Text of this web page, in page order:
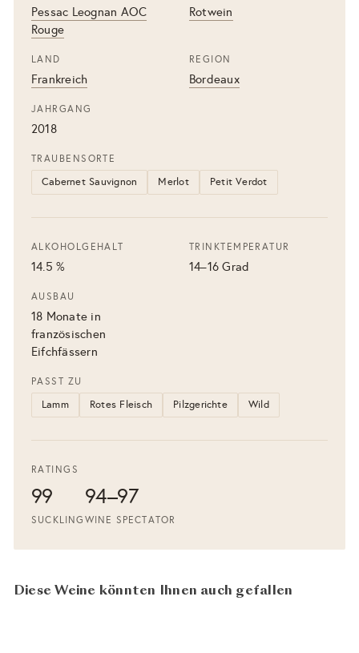
Pessac Leognan AOC
Rouge
Rotwein
LAND
Frankreich
REGION
Bordeaux
JAHRGANG
2018
TRAUBENSORTE
Cabernet Sauvignon Merlot Petit Verdot
ALKOHOLGEHALT
14.5 %
TRINKTEMPERATUR
14–16 Grad
AUSBAU
18 Monate in
französischen
Eifchfässern
PASST ZU
Lamm Rotes Fleisch Pilzgerichte Wild
RATINGS
99
SUCKLING
94–97
WINE SPECTATOR
Diese Weine könnten Ihnen auch gefallen